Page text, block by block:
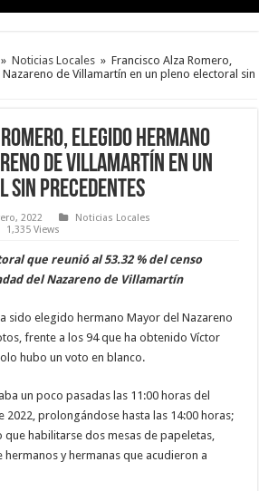
» Noticias Locales » Francisco Alza Romero,
de Villamartín en un pleno electoral sin
elegido hermano
de Villamartín en un
precedentes
2022
Noticias Locales
1,335 Views
que reunió al 53.32 % del censo
del Nazareno de Villamartín
sido elegido hermano Mayor del Nazareno
frente a los 94 que ha obtenido Víctor
hubo un voto en blanco.
un poco pasadas las 11:00 horas del
prolongándose hasta las 14:00 horas;
que habilitarse dos mesas de papeletas,
y hermanas que acudieron a